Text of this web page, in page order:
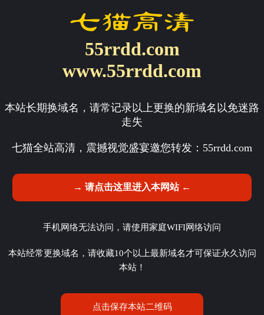
55rrdd.com
www.55rrdd.com
本站长期换域名，请常记录以上更换的新域名以免迷路
走失
七猫全站高清，震撼视觉盛宴邀您转发： 55rrdd.com
→ 请点击这里进入本网站 ←
手机网络无法访问，请使用家庭WIFI网络访问
本站经常更换域名，请收藏10个以上最新域名才可保证永久访问
本站！
点击保存本站二维码